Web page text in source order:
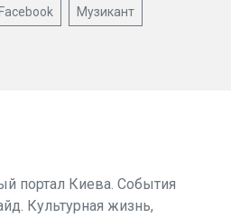
Facebook Музикант
портал Киева. События
Культурная жизнь,